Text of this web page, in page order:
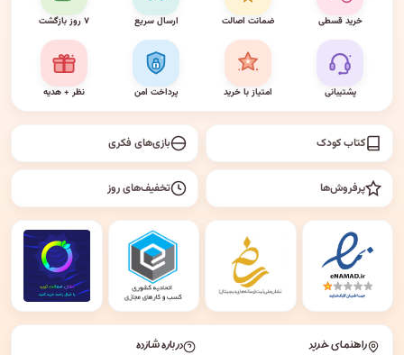
خرید قسطی ضمانت اصالت ارسال سریع ۷ روز بازگشت
پشتیبانی امتیاز با خرید پرداخت امن نظر + هدیه
کتاب کودک بازی‌های فکری
پرفروش‌ها تخفیف‌های روز
راهنمای خرید درباره شازده